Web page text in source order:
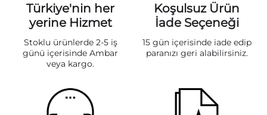
Türkiye'nin her
yerine Hizmet
Stoklu ürünlerde 2-5 iş
günü içerisinde Ambar
veya kargo.
Koşulsuz Ürün
İade Seçeneği
15 gün içerisinde iade edip
paranızı geri alabilirsiniz.